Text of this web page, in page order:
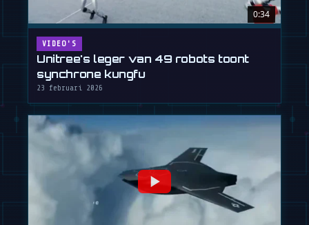
0:34
VIDEO'S
Unitree's leger van 49 robots toont
synchrone kungfu
23 februari 2026